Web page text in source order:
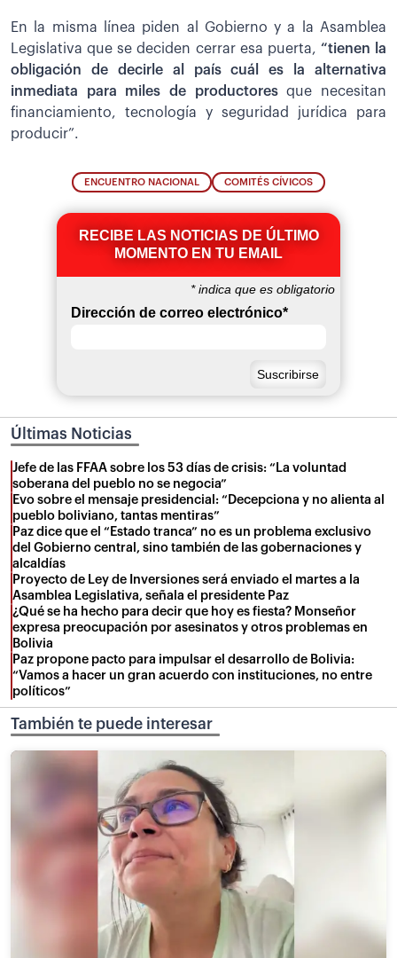
En la misma línea piden al Gobierno y a la Asamblea
Legislativa que se deciden cerrar esa puerta, “tienen la
obligación de decirle al país cuál es la alternativa
inmediata para miles de productoresque necesitan
financiamiento, tecnología y seguridad jurídica para
producir”.
ENCUENTRO NACIONAL COMITÉS CÍVICOS
RECIBE LAS NOTICIAS DE ÚLTIMO
MOMENTO EN TU EMAIL
*indica que es obligatorio
Dirección de correo electrónico*
Últimas Noticias
Jefe de las FFAA sobre los 53 días de crisis: “La voluntad
soberana del pueblo no se negocia”
Evo sobre el mensaje presidencial: “Decepciona y no alienta al
pueblo boliviano, tantas mentiras”
Paz dice que el “Estado tranca” no es un problema exclusivo
del Gobierno central, sino también de las gobernaciones y
alcaldías
Proyecto de Ley de Inversiones será enviado el martes a la
Asamblea Legislativa, señala el presidente Paz
¿Qué se ha hecho para decir que hoy es fiesta? Monseñor
expresa preocupación por asesinatos y otros problemas en
Bolivia
Paz propone pacto para impulsar el desarrollo de Bolivia:
“Vamos a hacer un gran acuerdo con instituciones, no entre
políticos”
También te puede interesar